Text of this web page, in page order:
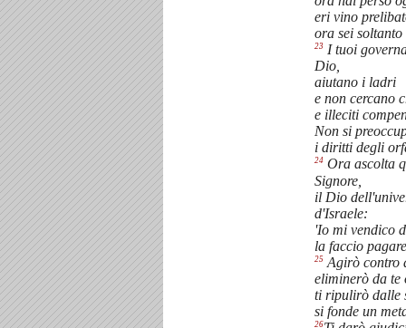
eri vino
ora sei soltanto
23 I tuoi
Dio,
aiutano i ladri
e non cercano
e illeciti
Non si
i diritti degli
24 Ora ascolta
Signore,
il Dio
d'Israele:
'Io mi vendico
la faccio
25 Agirò contro
eliminerò da
ti ripulirò dalle
si fonde un
26